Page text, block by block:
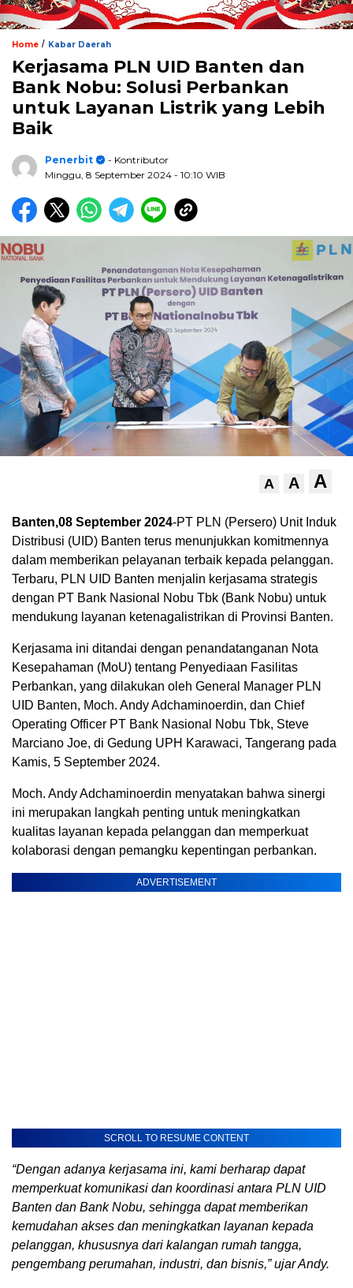
Home / Kabar Daerah
Kerjasama PLN UID Banten dan
Bank Nobu: Solusi Perbankan
untuk Layanan Listrik yang Lebih
Baik
Penerbit
- Kontributor
Minggu, 8 September 2024 - 10:10 WIB
A A A
Banten,08 September 2024-PT PLN (Persero) Unit Induk
Distribusi (UID) Banten terus menunjukkan komitmennya
dalam memberikan pelayanan terbaik kepada pelanggan.
Terbaru, PLN UID Banten menjalin kerjasama strategis
dengan PT Bank Nasional Nobu Tbk (Bank Nobu) untuk
mendukung layanan ketenagalistrikan di Provinsi Banten.
Kerjasama ini ditandai dengan penandatanganan Nota
Kesepahaman (MoU) tentang Penyediaan Fasilitas
Perbankan, yang dilakukan oleh General Manager PLN
UID Banten, Moch. Andy Adchaminoerdin, dan Chief
Operating Officer PT Bank Nasional Nobu Tbk, Steve
Marciano Joe, di Gedung UPH Karawaci, Tangerang pada
Kamis, 5 September 2024.
Moch. Andy Adchaminoerdin menyatakan bahwa sinergi
ini merupakan langkah penting untuk meningkatkan
kualitas layanan kepada pelanggan dan memperkuat
kolaborasi dengan pemangku kepentingan perbankan.
ADVERTISEMENT
SCROLL TO RESUME CONTENT
“Dengan adanya kerjasama ini, kami berharap dapat
memperkuat komunikasi dan koordinasi antara PLN UID
Banten dan Bank Nobu, sehingga dapat memberikan
kemudahan akses dan meningkatkan layanan kepada
pelanggan, khususnya dari kalangan rumah tangga,
pengembang perumahan, industri, dan bisnis,” ujar Andy.